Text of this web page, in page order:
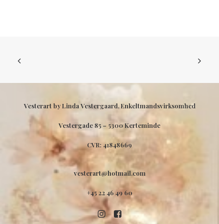
Vesterart by Linda Vestergaard, Enkeltmandsvirksomhed
Vestergade 85 – 5300 Kerteminde
CVR: 41848669
vesterart@hotmail.com
+45 22 46 49 60